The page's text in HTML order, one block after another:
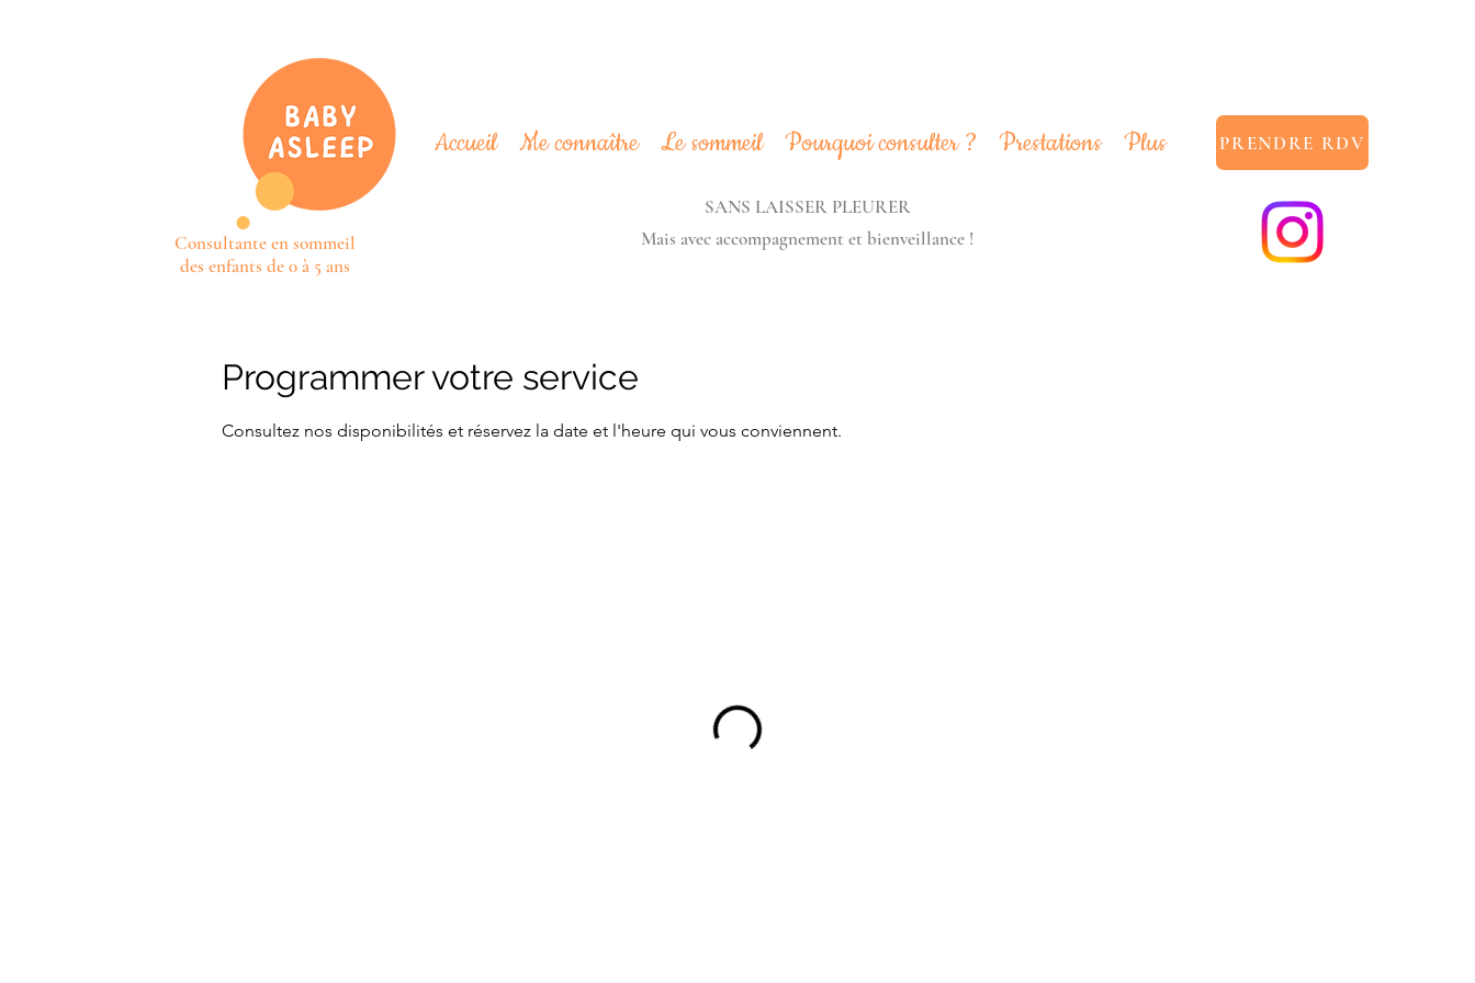
Accueil Me connaître Le sommeil Pourquoi consulter ? Prestations Plus
Consultante en sommeil
des enfants de 0 à 5 ans
PRENDRE RDV
SANS LAISSER PLEURER
Mais avec accompagnement et bienveillance !
Programmer votre service
Consultez nos disponibilités et réservez la date et l'heure qui vous conviennent.